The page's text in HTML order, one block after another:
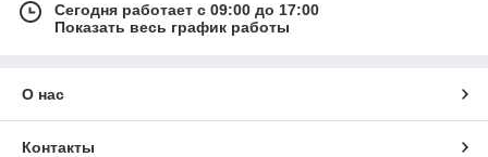
Сегодня работает с 09:00 до 17:00
Показать весь график работы
О нас
Контакты